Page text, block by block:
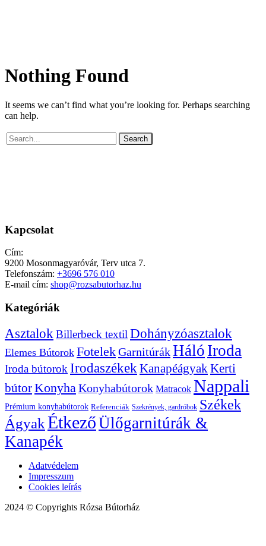
Nothing Found
It seems we can’t find what you’re looking for. Perhaps searching
can help.
Search
Kapcsolat
Cím:
9200 Mosonmagyaróvár, Terv utca 7.
Telefonszám: +3696 576 010
E-mail cím: shop@rozsabutorhaz.hu
Kategóriák
Asztalok Billerbeck textil Dohányzóasztalok
Elemes Bútorok FotelekGarnitúrákHáló Iroda
Iroda bútorok Irodaszékek Kanapéágyak Kerti
bútorKonyha Konyhabútorok Matracok Nappali
Prémium konyhabútorok Referenciák Szekrények, gardróbok Székek
ÁgyakÉtkezőÜlőgarnitúrák &
Kanapék
Adatvédelem
Impresszum
Cookies leírás
2024 © Copyrights Rózsa Bútorház